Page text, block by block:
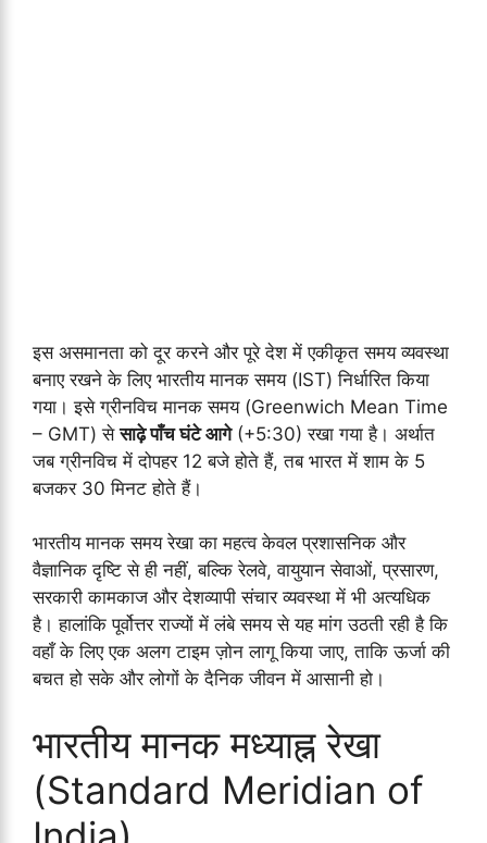
इस असमानता को दूर करने और पूरे देश में एकीकृत समय व्यवस्था
बनाए रखने के लिए भारतीय मानक समय (IST) निर्धारित किया
गया। इसे ग्रीनविच मानक समय (Greenwich Mean Time
– GMT) सेसाढ़े पाँच घंटे आगे(+5:30) रखा गया है। अर्थात
जब ग्रीनविच में दोपहर 12 बजे होते हैं, तब भारत में शाम के 5
बजकर 30 मिनट होते हैं।
भारतीय मानक समय रेखा का महत्व केवल प्रशासनिक और
वैज्ञानिक दृष्टि से ही नहीं, बल्कि रेलवे, वायुयान सेवाओं, प्रसारण,
सरकारी कामकाज और देशव्यापी संचार व्यवस्था में भी अत्यधिक
है। हालांकि पूर्वोत्तर राज्यों में लंबे समय से यह मांग उठती रही है कि
वहाँ के लिए एक अलग टाइम ज़ोन लागू किया जाए, ताकि ऊर्जा की
बचत हो सके और लोगों के दैनिक जीवन में आसानी हो।
भारतीय मानक मध्याह्न रेखा
(Standard Meridian of